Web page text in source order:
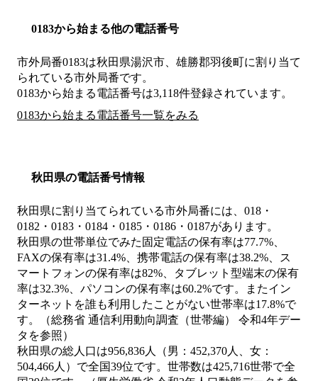
0183から始まる他の電話番号
市外局番0183は秋田県湯沢市、雄勝郡羽後町に割り当て
られている市外局番です。
0183から始まる電話番号は3,118件登録されています。
0183から始まる電話番号一覧をみる
秋田県の電話番号情報
秋田県に割り当てられている市外局番には、018・
0182・0183・0184・0185・0186・0187があります。
秋田県の世帯単位でみた固定電話の保有率は77.7%、
FAXの保有率は31.4%、携帯電話の保有率は38.2%、ス
マートフォンの保有率は82%、タブレット型端末の保有
率は32.3%、パソコンの保有率は60.2%です。またイン
ターネットを誰も利用したことがない世帯率は17.8%で
す。（総務省 通信利用動向調査（世帯編） 令和4年デー
タを参照）
秋田県の総人口は956,836人（男：452,370人、女：
504,466人）で全国39位です。世帯数は425,716世帯で全